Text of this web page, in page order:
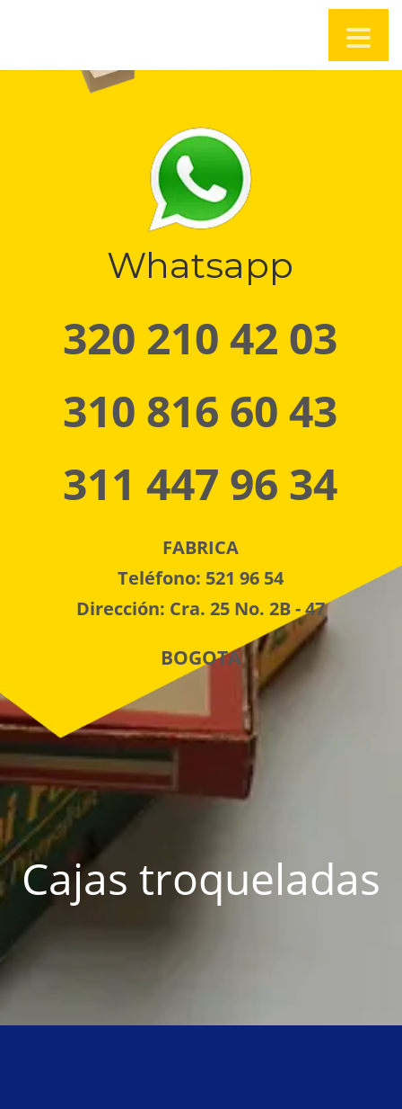
Whatsapp
320 210 42 03
310 816 60 43
311 447 96 34
FABRICA
Teléfono: 521 96 54
Dirección: Cra. 25 No. 2B - 47
BOGOTA
Cajas troqueladas